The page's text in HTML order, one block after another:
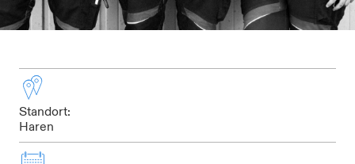
Standort:
Haren